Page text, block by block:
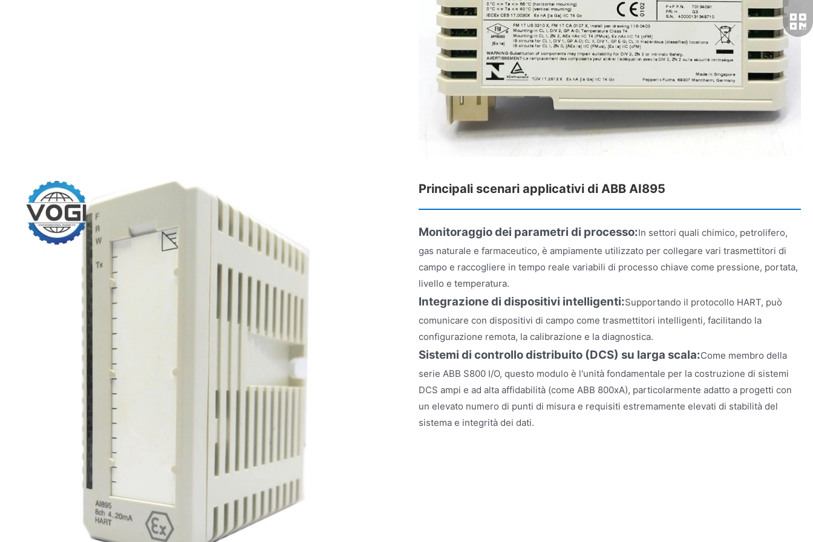
Principali scenari applicativi di ABB AI895
Monitoraggio dei parametri di processo:In settori quali chimico, petrolifero,
gas naturale e farmaceutico, è ampiamente utilizzato per collegare vari trasmettitori di
campo e raccogliere in tempo reale variabili di processo chiave come pressione, portata,
livello e temperatura.
Integrazione di dispositivi intelligenti:Supportando il protocollo HART, può
comunicare con dispositivi di campo come trasmettitori intelligenti, facilitando la
configurazione remota, la calibrazione e la diagnostica.
Sistemi di controllo distribuito (DCS) su larga scala:Come membro della
serie ABB S800 I/O, questo modulo è l'unità fondamentale per la costruzione di sistemi
DCS ampi e ad alta affidabilità (come ABB 800xA), particolarmente adatto a progetti con
un elevato numero di punti di misura e requisiti estremamente elevati di stabilità del
sistema e integrità dei dati.